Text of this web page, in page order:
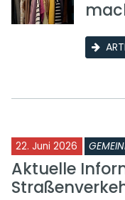
22. Juni 2026
Aktuelle